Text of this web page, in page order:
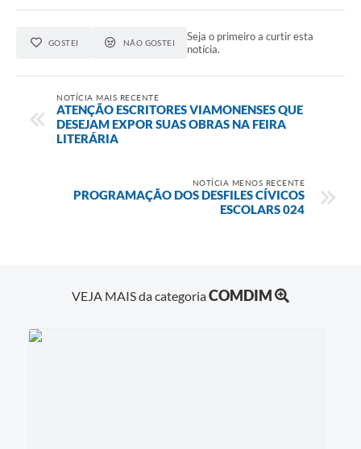
GOSTEI NÃO GOSTEI
Seja o primeiro a curtir esta
notícia.
NOTÍCIA MAIS RECENTE
ATENÇÃO ESCRITORES VIAMONENSES QUE
DESEJAM EXPOR SUAS OBRAS NA FEIRA
LITERÁRIA
NOTÍCIA MENOS RECENTE
PROGRAMAÇÃO DOS DESFILES CÍVICOS
ESCOLARS 024
VEJA MAIS da categoriaCOMDIM